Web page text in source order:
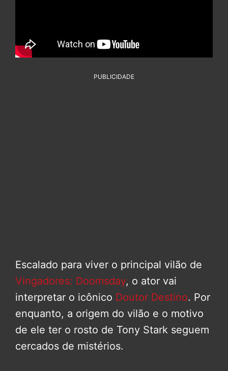
PUBLICIDADE
Escalado para viver o principal vilão de
Vingadores: Doomsday, o ator vai
interpretar o icônico Doutor Destino. Por
enquanto, a origem do vilão e o motivo
de ele ter o rosto de Tony Stark seguem
cercados de mistérios.